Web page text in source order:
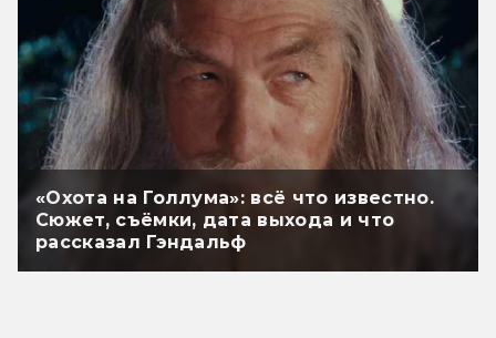
«Охота на Голлума»: всё что известно.
Сюжет, съёмки, дата выхода и что
рассказал Гэндальф